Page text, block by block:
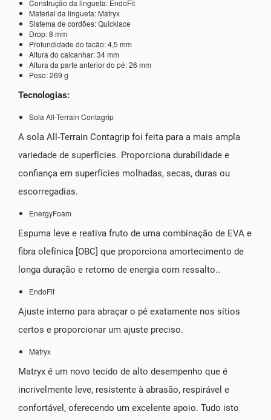
Construção da lingueta: EndoFit
Material da lingueta: Matryx
Sistema de cordões: Quicklace
Drop: 8 mm
Profundidade do tacão: 4,5 mm
Altura do calcanhar: 34 mm
Altura da parte anterior do pé: 26 mm
Peso: 269 g
Tecnologias:
Sola All-Terrain Contagrip
A sola All-Terrain Contagrip foi feita para a mais ampla
variedade de superfícies. Proporciona durabilidade e
confiança em superfícies molhadas, secas, duras ou
escorregadias.
EnergyFoam
Espuma leve e reativa fruto de uma combinação de EVA e
fibra olefínica [OBC] que proporciona amortecimento de
longa duração e retorno de energia com ressalto..
EndoFit
Ajuste interno para abraçar o pé exatamente nos sítios
certos e proporcionar um ajuste preciso.
Matryx
Matryx é um novo tecido de alto desempenho que é
incrivelmente leve, resistente à abrasão, respirável e
confortável, oferecendo um excelente apoio. Tudo isto